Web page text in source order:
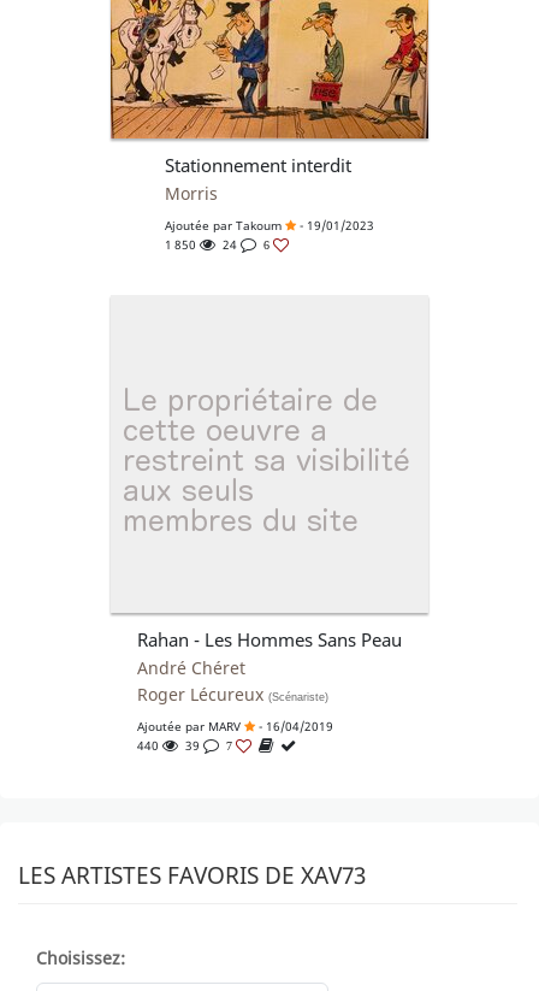
Stationnement interdit
Morris
Ajoutée par Takoum
- 19/01/2023
1 850
24 6
Rahan - Les Hommes Sans Peau
André Chéret
Roger Lécureux (Scénariste)
Ajoutée par MARV
- 16/04/2019
440
39 7
LES ARTISTES FAVORIS DE XAV73
Choisissez: